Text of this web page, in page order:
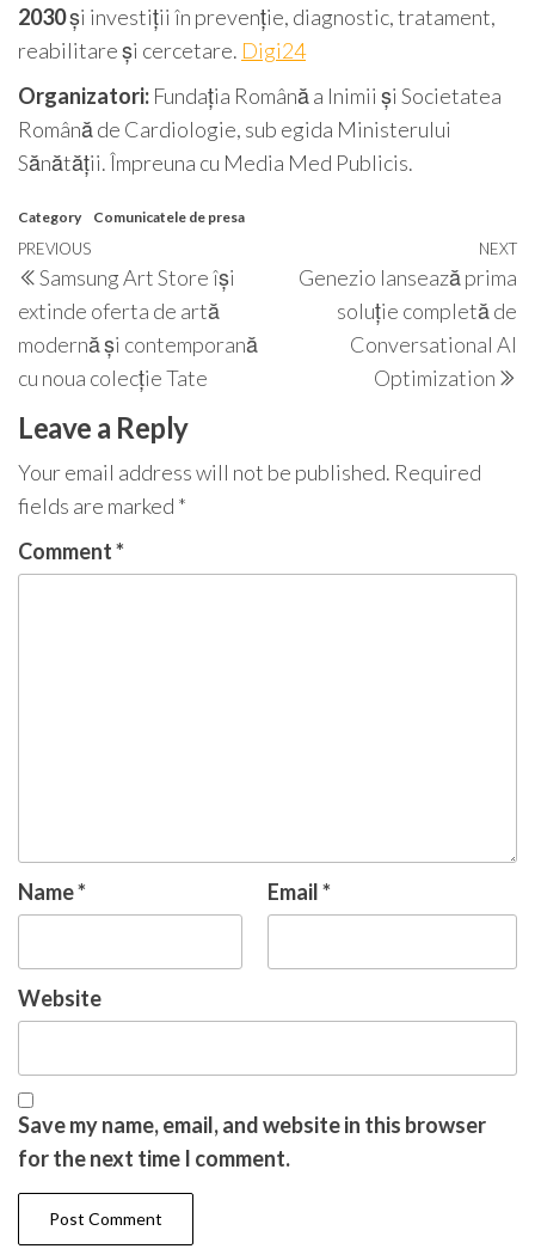
2030și investiții în prevenție, diagnostic, tratament,
reabilitare și cercetare. Digi24
Organizatori: Fundația Română a Inimii și Societatea
Română de Cardiologie, sub egida Ministerului
Sănătății. Împreuna cu Media Med Publicis.
Category Comunicatele de presa
Post
navigation
Previous
Post
PREVIOUS
Samsung Art Store își
extinde oferta de artă
modernă și contemporană
cu noua colecție Tate
NEXT
Genezio lansează prima
soluție completă de
Conversational AI
Optimization
Leave a Reply
Your email address will not be published. Required
fields are marked *
Comment*
Name* Email*
Website
Save my name, email, and website in this browser
for the next time I comment.